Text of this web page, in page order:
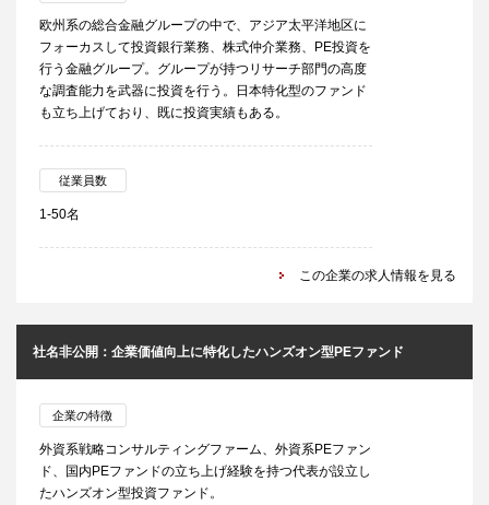
欧州系の総合金融グループの中で、アジア太平洋地区に
フォーカスして投資銀行業務、株式仲介業務、PE投資を
行う金融グループ。グループが持つリサーチ部門の高度
な調査能力を武器に投資を行う。日本特化型のファンド
も立ち上げており、既に投資実績もある。
従業員数
1-50名
この企業の求人情報を見る
社名非公開：企業価値向上に特化したハンズオン型PEファンド
企業の特徴
外資系戦略コンサルティングファーム、外資系PEファン
ド、国内PEファンドの立ち上げ経験を持つ代表が設立し
たハンズオン型投資ファンド。